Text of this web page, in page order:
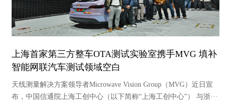
上海首家第三方整车OTA测试实验室携手MVG 填补
智能网联汽车测试领域空白
天线测量解决方案领导者Microwave Vision Group（MVG）近日宣
布，中国信通院上海工创中心（以下简称“上海工创中心”） 与浙···